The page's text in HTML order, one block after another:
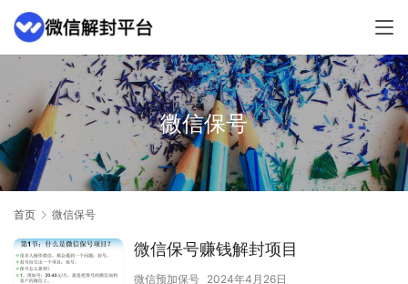
微信保号
首页 微信保号
微信保号赚钱解封项目
微信预加保号 2024年4月26日